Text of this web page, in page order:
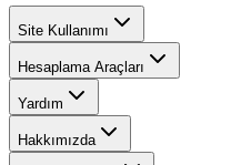
Site Kullanımı
Hesaplama Araçları
Yardım
Hakkımızda